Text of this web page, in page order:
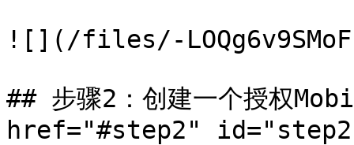
![](/files/-
## 步骤2：创建一个授权
href="#step2"